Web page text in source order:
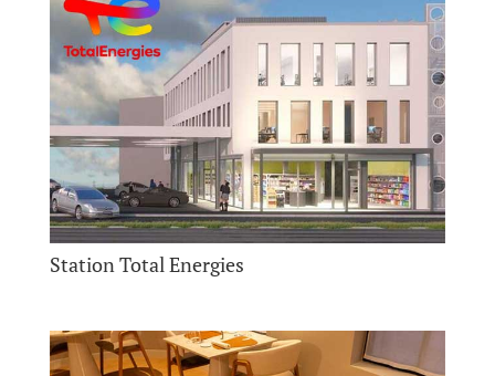
Station Total Energies